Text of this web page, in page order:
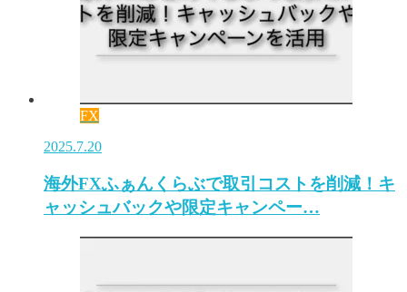
FX
2025.7.20
海外FXふぁんくらぶで取引コストを削減！キ
ャッシュバックや限定キャンペー…